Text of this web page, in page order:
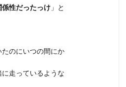
係性だったっけ 」と
のにいつの間にか
走っているような